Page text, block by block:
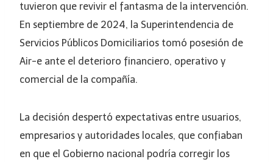
tuvieron que revivir el fantasma de la intervención.
En septiembre de 2024, la Superintendencia de
Servicios Públicos Domiciliarios tomó posesión de
Air-e ante el deterioro financiero, operativo y
comercial de la compañía.
La decisión despertó expectativas entre usuarios,
empresarios y autoridades locales, que confiaban
en que el Gobierno nacional podría corregir los